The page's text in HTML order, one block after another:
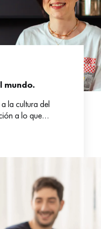
mundo.
la cultura del
a lo que